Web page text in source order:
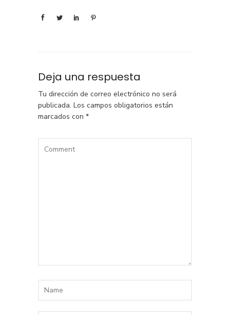
Deja una respuesta
Tu dirección de correo electrónico no será
publicada. Los campos obligatorios están
marcados con *